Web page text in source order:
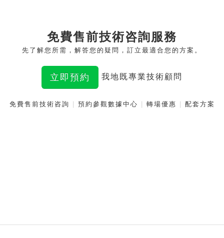
免費售前技術咨詢服務
先了解您所需，解答您的疑問，訂立最適合您的方案。
立即預約 我地既專業技術顧問
免費售前技術咨詢 預約參觀數據中心 轉場優惠 配套方案